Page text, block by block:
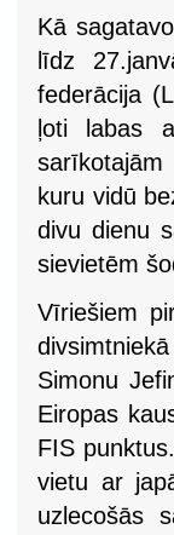
Kā
līdz
federācija
ļoti labas
kuru vidū
divu dienu
sievietēm
Vīriešiem
Simonu
Eiropas
FIS
vietu ar
uzlecošās